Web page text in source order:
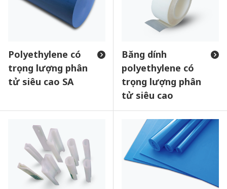
Polyethylene có
trọng lượng phân
tử siêu cao SA
Băng dính
polyethylene có
trọng lượng phân
tử siêu cao